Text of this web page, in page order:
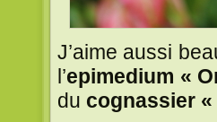
J’aime aussi
l’epimedium «
du cognassier «